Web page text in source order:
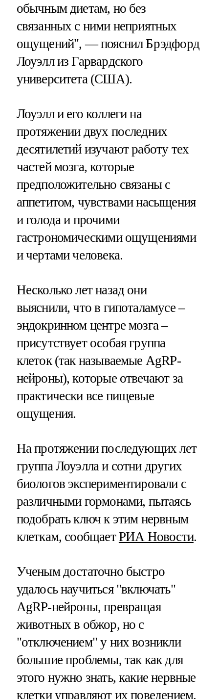
обычным диетам, но без
связанных с ними неприятных
ощущений", — пояснил Брэдфорд
Лоуэлл из Гарвардского
университета (США).
Лоуэлл и его коллеги на
протяжении двух последних
десятилетий изучают работу тех
частей мозга, которые
предположительно связаны с
аппетитом, чувствами насыщения
и голода и прочими
гастрономическими ощущениями
и чертами человека.
Несколько лет назад они
выяснили, что в гипоталамусе –
эндокринном центре мозга –
присутствует особая группа
клеток (так называемые AgRP-
нейроны), которые отвечают за
практически все пищевые
ощущения.
На протяжении последующих лет
группа Лоуэлла и сотни других
биологов экспериментировали с
различными гормонами, пытаясь
подобрать ключ к этим нервным
клеткам, сообщаетРИА Новости.
Ученым достаточно быстро
удалось научиться "включать"
AgRP-нейроны, превращая
животных в обжор, но с
"отключением" у них возникли
большие проблемы, так как для
этого нужно знать, какие нервные
клетки управляют их поведением.